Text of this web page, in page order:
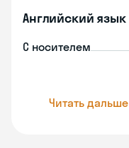
Английский язык
С носителем
Читать дальше